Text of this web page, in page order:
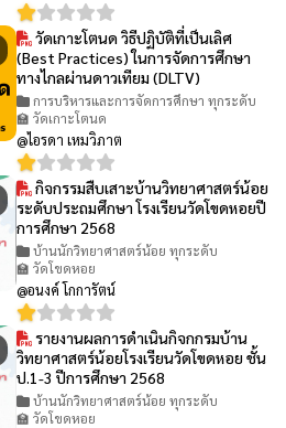
วัดเกาะโตนด วิธีปฏิบัติที่เป็นเลิศ
(Best Practices) ในการจัดการศึกษา
ทางไกลผ่านดาวเทียม (DLTV)
การบริหารและการจัดการศึกษา ทุกระดับ
🏫 วัดเกาะโตนด
@ไอรดา เหมวิภาต
กิจกรรมสืบเสาะบ้านวิทยาศาสตร์น้อย
ระดับประถมศึกษา โรงเรียนวัดโขดหอยปี
การศึกษา 2568
บ้านนักวิทยาศาสตร์น้อย ทุกระดับ
🏫 วัดโขดหอย
@อนงค์ โกการัตน์
รายงานผลการดำเนินกิจกกรมบ้าน
วิทยาศาสตร์น้อยโรงเรียนวัดโขดหอย ชั้น
ป.1-3 ปีการศึกษา 2568
บ้านนักวิทยาศาสตร์น้อย ทุกระดับ
🏫 วัดโขดหอย